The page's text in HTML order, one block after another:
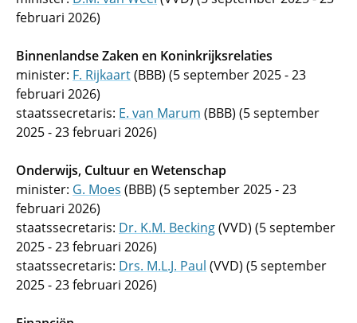
februari 2026)
Binnenlandse Zaken en Koninkrijksrelaties
minister: F. Rijkaart(BBB) (5 september 2025 - 23
februari 2026)
staatssecretaris: E. van Marum (BBB) (5 september
2025 - 23 februari 2026)
Onderwijs, Cultuur en Wetenschap
minister: G. Moes (BBB) (5 september 2025 - 23
februari 2026)
staatssecretaris: Dr. K.M. Becking(VVD) (5 september
2025 - 23 februari 2026)
staatssecretaris: Drs. M.L.J. Paul (VVD) (5 september
2025 - 23 februari 2026)